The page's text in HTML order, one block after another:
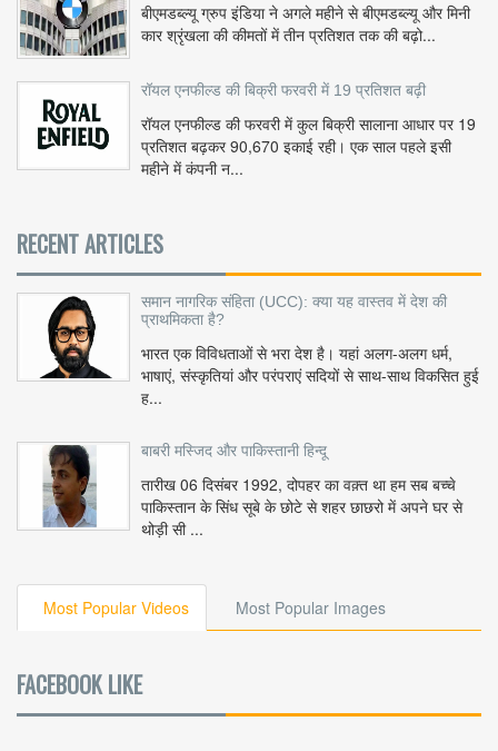
बीएमडब्ल्यू ग्रुप इंडिया ने अगले महीने से बीएमडब्ल्यू और मिनी
कार श्रृंखला की कीमतों में तीन प्रतिशत तक की बढ़ो...
रॉयल एनफील्ड की बिक्री फरवरी में 19 प्रतिशत बढ़ी
रॉयल एनफील्ड की फरवरी में कुल बिक्री सालाना आधार पर 19
प्रतिशत बढ़कर 90,670 इकाई रही। एक साल पहले इसी
महीने में कंपनी न...
RECENT ARTICLES
समान नागरिक संहिता (UCC): क्या यह वास्तव में देश की
प्राथमिकता है?
भारत एक विविधताओं से भरा देश है। यहां अलग-अलग धर्म,
भाषाएं, संस्कृतियां और परंपराएं सदियों से साथ-साथ विकसित हुई
ह...
बाबरी मस्जिद और पाकिस्तानी हिन्दू
तारीख 06 दिसंबर 1992, दोपहर का वक़्त था हम सब बच्चे
पाकिस्तान के सिंध सूबे के छोटे से शहर छाछरो में अपने घर से
थोड़ी सी ...
Most Popular Videos Most Popular Images
FACEBOOK LIKE